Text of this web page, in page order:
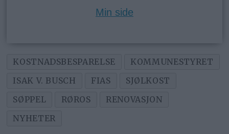
Min side
KOSTNADSBESPARELSE
KOMMUNESTYRET
ISAK V. BUSCH
FIAS
SJØLKOST
SØPPEL
RØROS
RENOVASJON
NYHETER